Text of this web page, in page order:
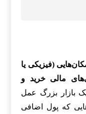
(فیزیکی یا
مالی خرید و
یک بازار بزرگ عمل
که پول اضافی